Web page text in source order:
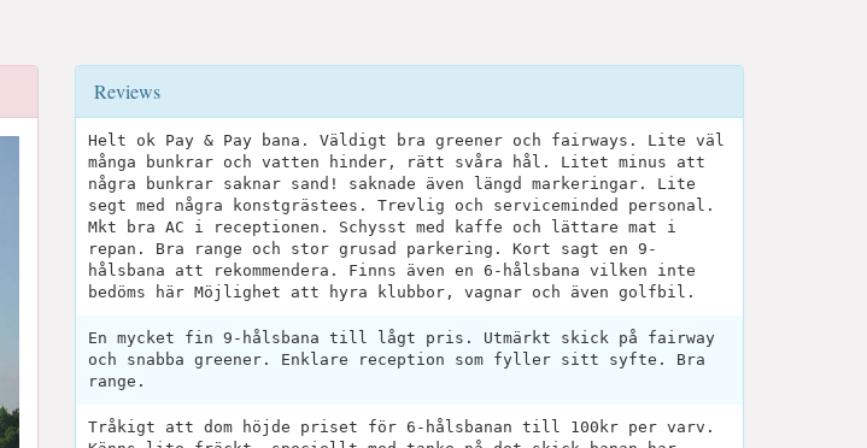
Reviews
Helt ok Pay & Pay bana. Väldigt bra greener och fairways. Lite väl
många bunkrar och vatten hinder, rätt svåra hål. Litet minus att
några bunkrar saknar sand! saknade även längd markeringar. Lite
segt med några konstgrästees. Trevlig och serviceminded personal.
Mkt bra AC i receptionen. Schysst med kaffe och lättare mat i
repan. Bra range och stor grusad parkering. Kort sagt en 9-
hålsbana att rekommendera. Finns även en 6-hålsbana vilken inte
bedöms här Möjlighet att hyra klubbor, vagnar och även golfbil.
En mycket fin 9-hålsbana till lågt pris. Utmärkt skick på fairway
och snabba greener. Enklare reception som fyller sitt syfte. Bra
range.
Tråkigt att dom höjde priset för 6-hålsbanan till 100kr per varv.